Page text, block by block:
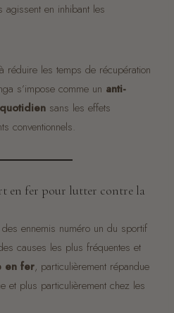
agissent en inhibant les
réduire les temps de récupération
s’impose comme un anti-
sans les effets
conventionnels.
en fer pour lutter contre la
ennemis numéro un du sportif
causes les plus fréquentes et
en fer, particulièrement répandue
et plus particulièrement chez les